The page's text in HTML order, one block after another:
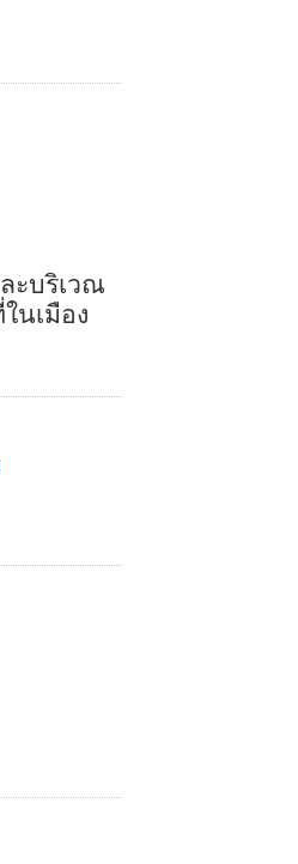
ะบริเวณ
นเมือง